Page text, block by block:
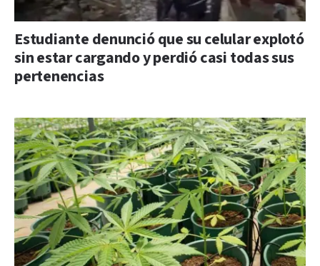
Estudiante denunció que su celular explotó
sin estar cargando y perdió casi todas sus
pertenencias